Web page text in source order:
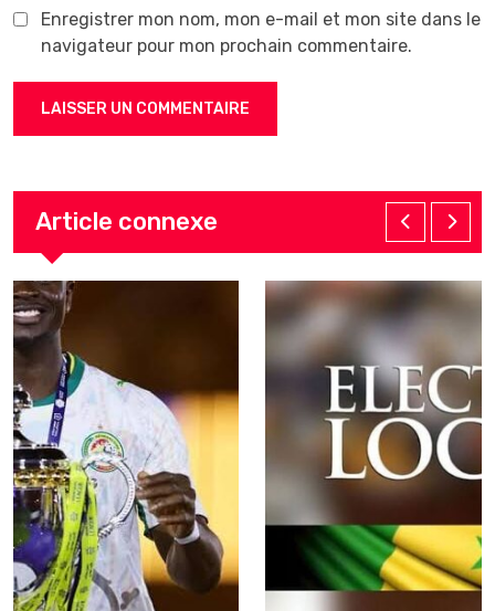
Enregistrer mon nom, mon e-mail et mon site dans le
navigateur pour mon prochain commentaire.
Article connexe